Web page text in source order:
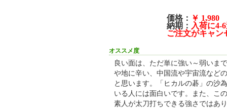
価格： ￥ 1,980
納期： 入荷に4-
ご注文がキャン
オススメ度
良い面は、ただ単に強い～弱いま
や地に辛い、中国流や宇宙流など
と思います。「ヒカルの碁」の沙
いる人には面白いです。また、こ
素人が太刀打ちできる強さではあ